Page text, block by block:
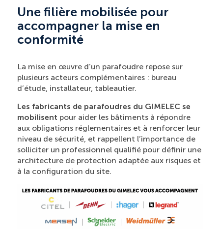
Une filière mobilisée pour
accompagner la mise en
conformité
La mise en œuvre d’un parafoudre repose sur
plusieurs acteurs complémentaires : bureau
d’étude, installateur, tableautier.
Les fabricants de parafoudres du GIMELEC se
mobilisent pour aider les bâtiments à répondre
aux obligations réglementaires et à renforcer leur
niveau de sécurité, et rappellent l’importance de
solliciter un professionnel qualifié pour définir une
architecture de protection adaptée aux risques et
à la configuration du site.